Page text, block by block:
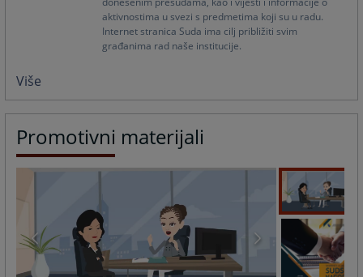
aktivnostima u svezi s predmetima koji su u radu.
Internet stranica Suda ima cilj približiti svim
građanima rad naše institucije.
Više
Promotivni materijali